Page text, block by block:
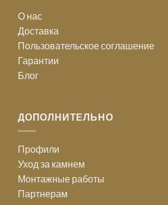
О нас
Доставка
Пользовательское соглашение
Гарантии
Блог
ДОПОЛНИТЕЛЬНО
Профили
Уход за камнем
Монтажные работы
Партнерам